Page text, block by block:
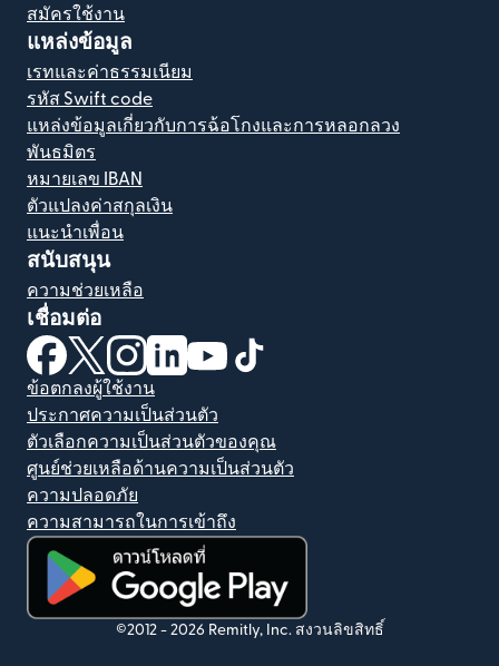
สมัครใช้งาน
แหล่งข้อมูล
เรทและค่าธรรมเนียม
รหัส Swift code
แหล่งข้อมูลเกี่ยวกับการฉ้อโกงและการหลอกลวง
พันธมิตร
หมายเลข IBAN
ตัวแปลงค่าสกุลเงิน
แนะนำเพื่อน
สนับสนุน
ความช่วยเหลือ
เชื่อมต่อ
(เปิดในหน้าต่างใหม่)
(เปิดในหน้าต่างใหม่)
(เปิดในหน้าต่างใหม่)
(เปิดในหน้าต่างใหม่)
(เปิดในหน้าต่างใหม่)
ข้อตกลงผู้ใช้งาน
ประกาศความเป็นส่วนตัว
ตัวเลือกความเป็นส่วนตัวของคุณ
ศูนย์ช่วยเหลือด้านความเป็นส่วนตัว
ความปลอดภัย
ความสามารถในการเข้าถึง
(เปิดในหน้าต่างใหม่)
©2012 - 2026 Remitly, Inc. สงวนลิขสิทธิ์